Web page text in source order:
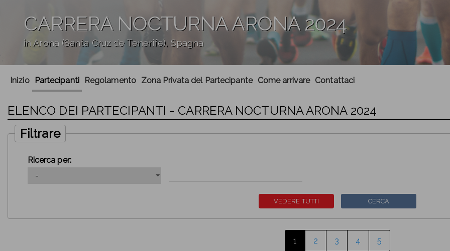
CARRERA NOCTURNA ARONA 2024
in Arona (Santa Cruz de Tenerife), Spagna
Inizio Partecipanti Regolamento Zona Privata del Partecipante Come arrivare Contattaci
ELENCO DEI PARTECIPANTI - CARRERA NOCTURNA ARONA 2024
Filtrare
Ricerca per:
1 2 3 4 5